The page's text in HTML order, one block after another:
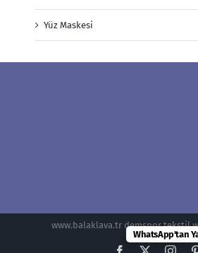
Yüz Maskesi
www.balaklava.tr demspor tekstil
Facebook
WhatsApp'tan